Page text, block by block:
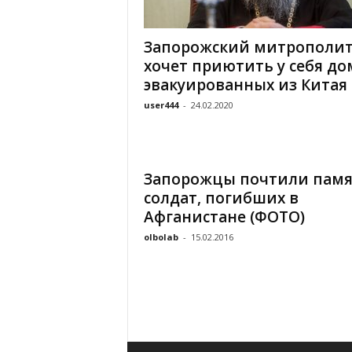
Запорожский митрополит
хочет приютить у себя
эвакуированных из Китая
user444 - 24.02.2020
Запорожцы почтили
солдат, погибших в
Афганистане (ФОТО)
olbolab - 15.02.2016